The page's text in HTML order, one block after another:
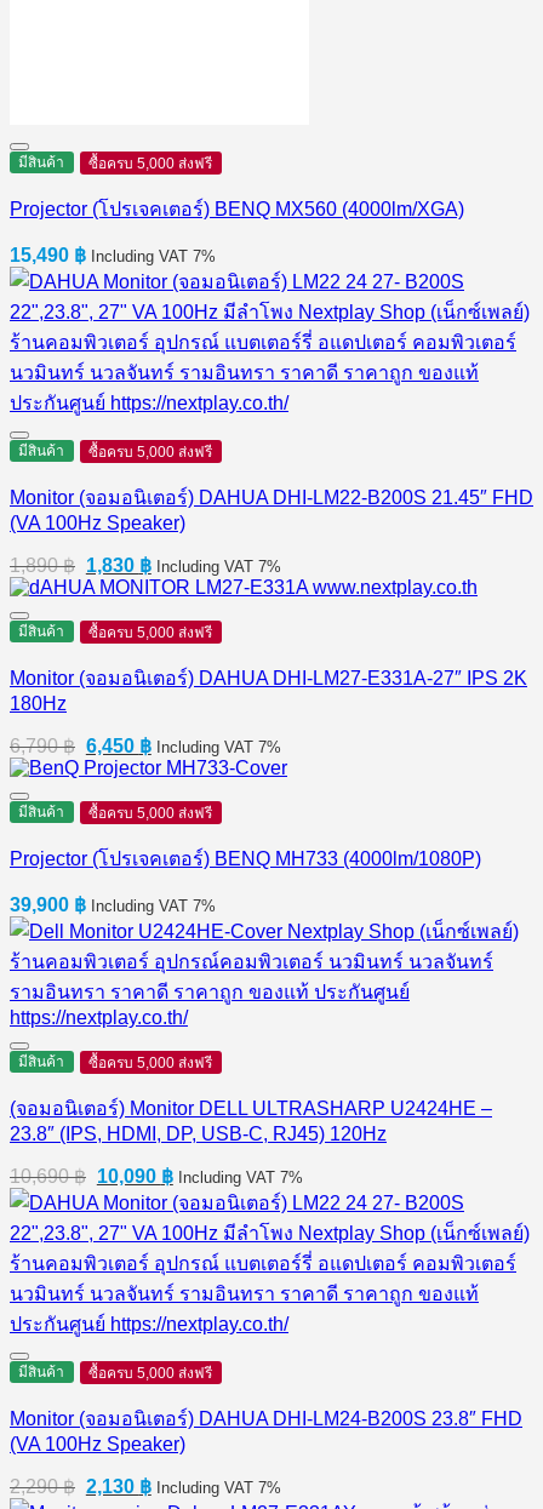
มีสินค้า ซื้อครบ 5,000 ส่งฟรี
Projector (โปรเจคเตอร์) BENQ MX560 (4000lm/XGA)
15,490 ฿ Including VAT 7%
มีสินค้า ซื้อครบ 5,000 ส่งฟรี
Monitor (จอมอนิเตอร์) DAHUA DHI-LM22-B200S 21.45″ FHD
(VA 100Hz Speaker)
1,890฿ Original
price
1,890 ฿.
1,830 ฿Current
price
1,830 ฿.
Including VAT 7%
มีสินค้า ซื้อครบ 5,000 ส่งฟรี
Monitor (จอมอนิเตอร์) DAHUA DHI-LM27-E331A-27″ IPS 2K
180Hz
6,790฿ Original
price
6,790 ฿.
6,450 ฿Current
price
6,450 ฿.
Including VAT 7%
มีสินค้า ซื้อครบ 5,000 ส่งฟรี
Projector (โปรเจคเตอร์) BENQ MH733 (4000lm/1080P)
39,900 ฿ Including VAT 7%
มีสินค้า ซื้อครบ 5,000 ส่งฟรี
(จอมอนิเตอร์) Monitor DELL ULTRASHARP U2424HE –
23.8″ (IPS, HDMI, DP, USB-C, RJ45) 120Hz
10,690฿ Original
price
was:
10,690 ฿.
10,090 ฿Current
price
is:
10,090 ฿.
Including VAT 7%
มีสินค้า ซื้อครบ 5,000 ส่งฟรี
Monitor (จอมอนิเตอร์) DAHUA DHI-LM24-B200S 23.8″ FHD
(VA 100Hz Speaker)
2,290฿ Original
2,130 ฿Current
Including VAT 7%